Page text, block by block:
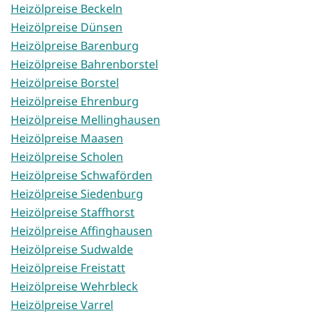
Heizölpreise Beckeln
Heizölpreise Dünsen
Heizölpreise Barenburg
Heizölpreise Bahrenborstel
Heizölpreise Borstel
Heizölpreise Ehrenburg
Heizölpreise Mellinghausen
Heizölpreise Maasen
Heizölpreise Scholen
Heizölpreise Schwaförden
Heizölpreise Siedenburg
Heizölpreise Staffhorst
Heizölpreise Affinghausen
Heizölpreise Sudwalde
Heizölpreise Freistatt
Heizölpreise Wehrbleck
Heizölpreise Varrel